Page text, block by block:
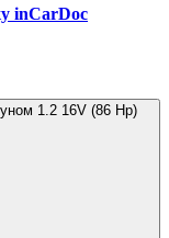
inCarDoc
1.2 16V (86 Hp)